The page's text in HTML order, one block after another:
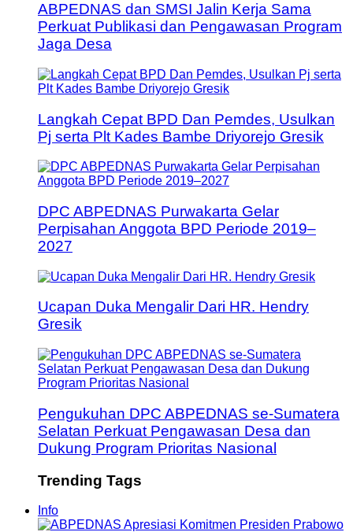
ABPEDNAS dan SMSI Jalin Kerja Sama
Perkuat Publikasi dan Pengawasan Program
Jaga Desa
Langkah Cepat BPD Dan Pemdes, Usulkan
Pj serta Plt Kades Bambe Driyorejo Gresik
DPC ABPEDNAS Purwakarta Gelar
Perpisahan Anggota BPD Periode 2019–
2027
Ucapan Duka Mengalir Dari HR. Hendry
Gresik
Pengukuhan DPC ABPEDNAS se-Sumatera
Selatan Perkuat Pengawasan Desa dan
Dukung Program Prioritas Nasional
Trending Tags
Info